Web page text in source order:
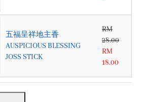
五福呈祥地主香
AUSPICIOUS BLESSING
JOSS STICK
RM
28.00
RM
18.00